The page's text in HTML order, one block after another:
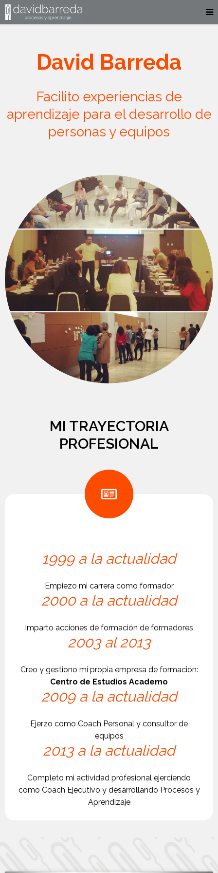
David Barreda
Facilito experiencias de
aprendizaje para el desarrollo de
personas y equipos
MI TRAYECTORIA
PROFESIONAL
1999 a la actualidad
Empiezo mi carrera como formador
2000 a la actualidad
Imparto acciones de formación de formadores
2003 al 2013
Creo y gestiono mi propia empresa de formación:
Centro de Estudios Academo
2009 a la actualidad
Ejerzo como Coach Personal y consultor de
equipos
2013 a la actualidad
Completo mi actividad profesional ejerciendo
como Coach Ejecutivo y desarrollando Procesos y
Aprendizaje